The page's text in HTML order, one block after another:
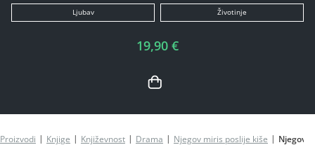
Ljubav Životinje
19,90 €
Proizvodi Knjige Književnost Drama Njegov miris poslije kiše Njegov